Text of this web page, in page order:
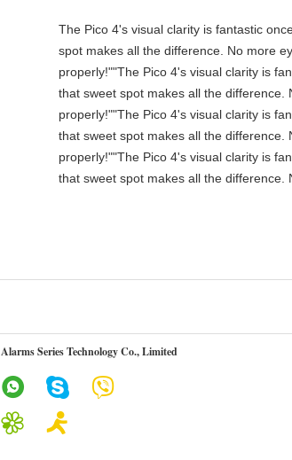
"The Pico 4's visual clarity is fantastic
spot makes all the difference. No more
properly!""The Pico 4's visual clarity is
that sweet spot makes all the
properly!""The Pico 4's visual clarity is
that sweet spot makes all the
properly!""The Pico 4's visual clarity is
that sweet spot makes all the
Alarms Series Technology Co., Limited